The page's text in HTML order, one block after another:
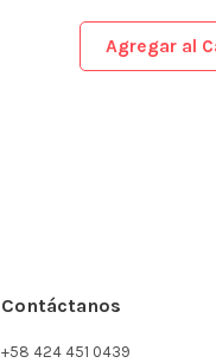
Agregar al
Contáctanos
+58 424 451 0439